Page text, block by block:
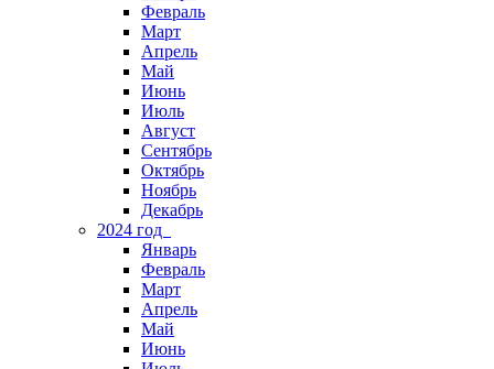
Февраль
Март
Апрель
Май
Июнь
Июль
Август
Сентябрь
Октябрь
Ноябрь
Декабрь
2024 год
Январь
Февраль
Март
Апрель
Май
Июнь